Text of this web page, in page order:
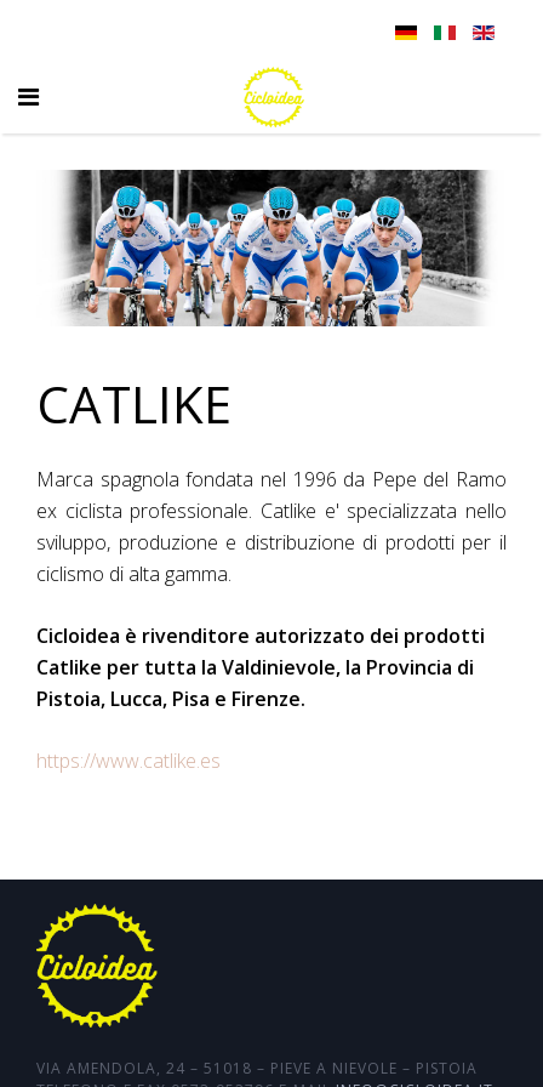
CATLIKE
Marca spagnola fondata nel 1996 da Pepe del Ramo
ex ciclista professionale. Catlike e' specializzata nello
sviluppo, produzione e distribuzione di prodotti per il
ciclismo di alta gamma.
Cicloidea è rivenditore autorizzato dei prodotti
Catlike per tutta la Valdinievole, la Provincia di
Pistoia, Lucca, Pisa e Firenze.
https://www.catlike.es
VIA AMENDOLA, 24 – 51018 – PIEVE A NIEVOLE – PISTOIA